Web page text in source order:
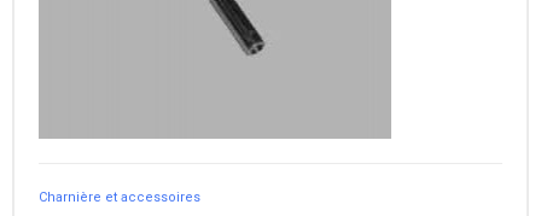
Charnière et accessoires